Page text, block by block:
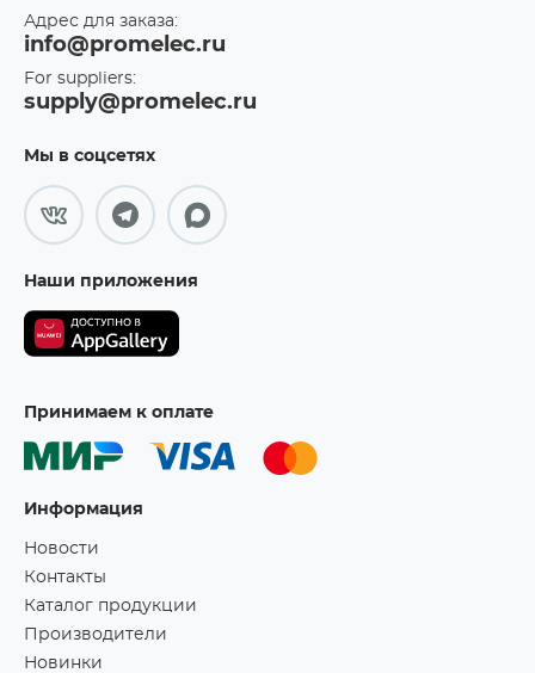
Адрес для заказа:
info@promelec.ru
For suppliers:
supply@promelec.ru
Мы в соцсетях
Наши приложения
Принимаем к оплате
Информация
Новости
Контакты
Каталог продукции
Производители
Новинки